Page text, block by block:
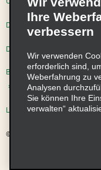
Datenschutzrichtlinie
Datenschutzoptionen
Beschwerdeverfahren nach
© 2026 Enterprise Holdings,
Ihre
verbessern
Wir verwenden
erforderlich sind,
Weberfahrung zu
Analysen
Sie können Ihre
verwalten“